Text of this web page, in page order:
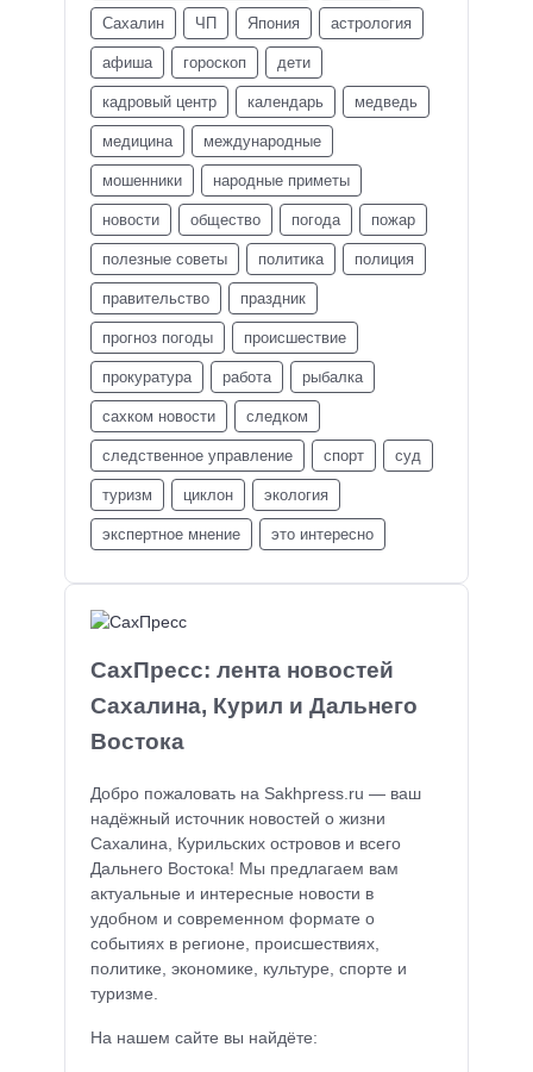
СахПресс: лента новостей
Сахалина, Курил и Дальнего
Востока
Добро пожаловать на Sakhpress.ru — ваш
надёжный источник новостей о жизни
Сахалина, Курильских островов и всего
Дальнего Востока! Мы предлагаем вам
актуальные и интересные новости в
удобном и современном формате о
событиях в регионе, происшествиях,
политике, экономике, культуре, спорте и
туризме.
На нашем сайте вы найдёте:
Сахалин ЧП Япония астрология
афиша гороскоп дети
кадровый центр календарь медведь
медицина международные
мошенники народные приметы
новости общество погода пожар
полезные советы политика полиция
правительство праздник
прогноз погоды происшествие
прокуратура работа рыбалка
сахком новости следком
следственное управление спорт суд
туризм циклон экология
экспертное мнение это интересно